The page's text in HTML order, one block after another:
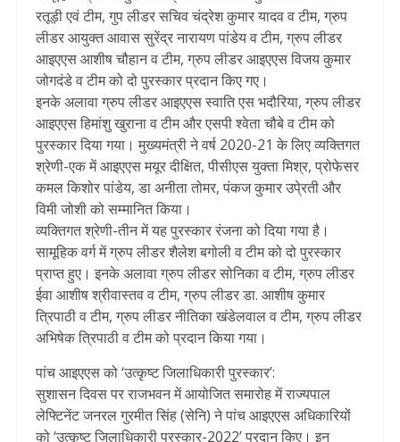
रतूड़ी एवं टीम, गुप लीडर सचिव चंद्रेश कुमार यादव व टीम, ग्रुप
लीडर आयुक्त आवास सुरेंद्र नारायण पांडेय व टीम, ग्रुप लीडर
आइएएस आशीष चौहान व टीम, ग्रुप लीडर आइएएस विजय कुमार
जोगदंडे व टीम को दो पुरस्कार प्रदान किए गए।
इनके अलावा ग्रुप लीडर आइएएस स्वाति एस भदौरिया, ग्रुप लीडर
आइएएस हिमांशु खुराना व टीम और एसपी श्वेता चौबे व टीम को
पुरस्कार दिया गया। मुख्यमंत्री ने वर्ष 2020-21 के लिए व्यक्तिगत
श्रेणी-एक में आइएएस मयूर दीक्षित, पीसीएस युक्ता मिश्र, प्रोफेसर
कमल किशोर पांडेय, डा अनीता तोमर, पंकज कुमार उपे्रती और
विमी जोशी को सम्मानित किया।
व्यक्तिगत श्रेणी-तीन में यह पुरस्कार रंजना को दिया गया है।
सामूहिक वर्ग में ग्रुप लीडर शैलेश बगोली व टीम को दो पुरस्कार
प्राप्त हुए। इनके अलावा ग्रुप लीडर सोनिका व टीम, ग्रुप लीडर
ईवा आशीष श्रीवास्तव व टीम, ग्रुप लीडर डा. आशीष कुमार
त्रिपाठी व टीम, ग्रुप लीडर नीतिका खंडेलवाल व टीम, ग्रुप लीडर
अभिषेक त्रिपाठी व टीम को प्रदान किया गया।
पांच आइएएस को ‘उत्कृष्ट जिलाधिकारी पुरस्कार’:
सुशासन दिवस पर राजभवन में आयोजित समारोह में राज्यपाल
लेफ्टिनेंट जनरल गुरमीत सिंह (सेनि) ने पांच आइएएस अधिकारियों
को ‘उत्कृष्ट जिलाधिकारी पुरस्कार-2022’ प्रदान किए। इन